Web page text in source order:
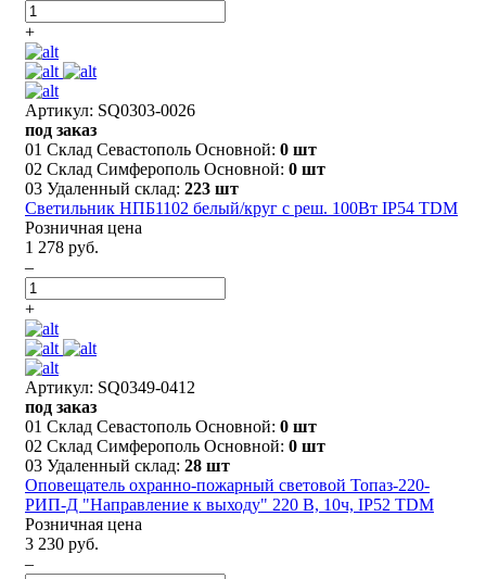
+
Артикул: SQ0303-0026
под заказ
01 Склад Севастополь Основной: 0 шт
02 Склад Симферополь Основной: 0 шт
03 Удаленный склад: 223 шт
Светильник НПБ1102 белый/круг с реш. 100Вт IP54 TDM
Розничная цена
1 278 руб.
–
+
Артикул: SQ0349-0412
под заказ
01 Склад Севастополь Основной: 0 шт
02 Склад Симферополь Основной: 0 шт
03 Удаленный склад: 28 шт
Оповещатель охранно-пожарный световой Топаз-220-
РИП-Д "Направление к выходу" 220 В, 10ч, IP52 TDM
Розничная цена
3 230 руб.
–